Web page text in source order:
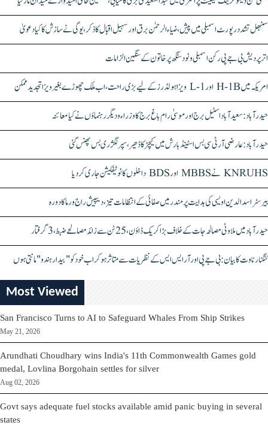
سنبھل تشدد رپورٹ اسمبلی میں پیش، ضیاء الرحمٰن برق اور سہیل اقبال کا ذکر، یوگی نے سازش کا کیا دعویٰ
اتر پردیش بی جے پی رکن اسمبلی ونود سنگھ پر خاتون کے سنگین الزامات
امریکہ میں H-1B اور L-1 ویزا ہولڈرز کے لیے بڑی راحت، اب ملک چھوڑے بغیر ویزا تجدید ممکن
حیدرآباد: سعیدآباد اسٹیل برج اور موسیٰ رام باغ برج کا وزراء و دیگر رہنماؤں نے کیا معائنہ
حیدرآباد: عارضی آر ٹی سی بس اسٹینڈ بارش میں کیچڑ کا ڈھیر، سپر لگژری بس پھنس گئی
KNRUHS نے MBBS اور BDS داخلوں کا نوٹیفکیشن جاری کر دیا
بیرسٹر اسدالدین اویسی کی ہدایت پر مندر میں صفائی کے انتظامات تیز، دیپیش راج ورما کا دورہ
حیدرآباد میں ملاوٹی مصالحہ جات کے خلاف بڑا کریک ڈاؤن، 25 ٹن سے زائد مصالحے ضبط، 3 گرفتار
کنگنا رناوت کا بیان: بی جے پی اور آر ایس ایس کے نظریات سے متاثر ہو کر اب خود کو "بیدار ہندو" مانتی ہوں
Most Viewed
San Francisco Turns to AI to Safeguard Whales From Ship Strikes
May 21, 2026
Arundhati Choudhary wins India's 11th Commonwealth Games gold
medal, Lovlina Borgohain settles for silver
Aug 02, 2026
Govt says adequate fuel stocks available amid panic buying in several
states